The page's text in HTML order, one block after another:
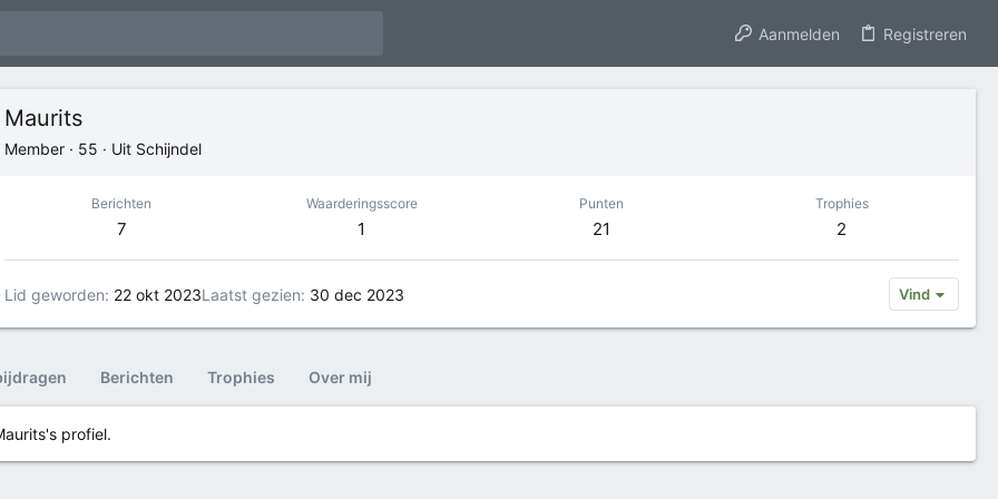
Aanmelden Registreren
Maurits
Member · 55 · Uit Schijndel
Berichten
7
Waarderingsscore
1
Punten
21
Trophies
2
Lid geworden 22 okt 2023Laatst gezien 30 dec 2023 Vind
Berichten Trophies Over mij
profiel.